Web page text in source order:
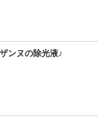
ンヌの除光液♪